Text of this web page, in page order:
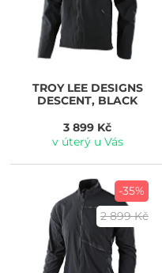
TROY LEE DESIGNS
DESCENT, BLACK
3 899 Kč
v úterý u Vás
-35%
2 899 Kč